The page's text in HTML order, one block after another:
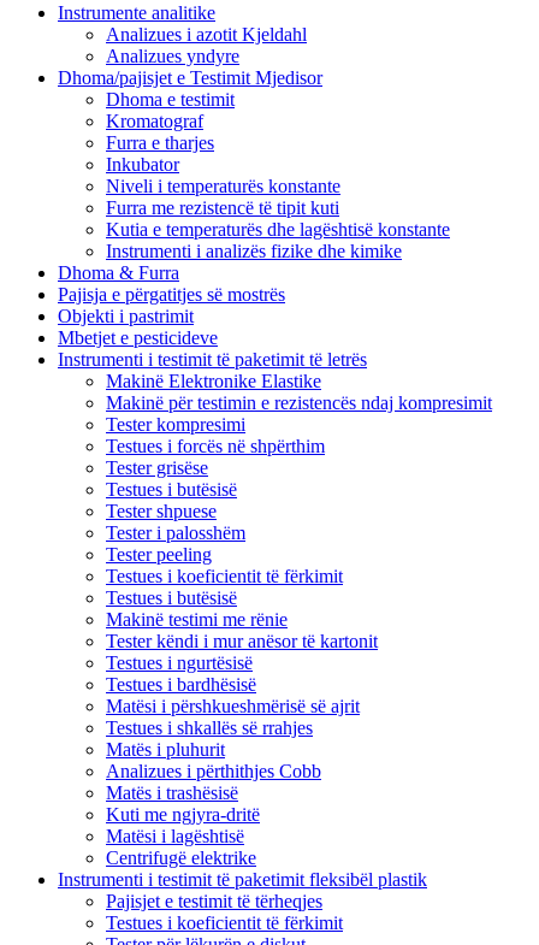
Instrumente analitike
Analizues i azotit Kjeldahl
Analizues yndyre
Dhoma/pajisjet e Testimit Mjedisor
Dhoma e testimit
Kromatograf
Furra e tharjes
Inkubator
Niveli i temperaturës konstante
Furra me rezistencë të tipit kuti
Kutia e temperaturës dhe lagështisë konstante
Instrumenti i analizës fizike dhe kimike
Dhoma & Furra
Pajisja e përgatitjes së mostrës
Objekti i pastrimit
Mbetjet e pesticideve
Instrumenti i testimit të paketimit të letrës
Makinë Elektronike Elastike
Makinë për testimin e rezistencës ndaj kompresimit
Tester kompresimi
Testues i forcës në shpërthim
Tester grisëse
Testues i butësisë
Tester shpuese
Tester i palosshëm
Tester peeling
Testues i koeficientit të fërkimit
Testues i butësisë
Makinë testimi me rënie
Tester këndi i mur anësor të kartonit
Testues i ngurtësisë
Testues i bardhësisë
Matësi i përshkueshmërisë së ajrit
Testues i shkallës së rrahjes
Matës i pluhurit
Analizues i përthithjes Cobb
Matës i trashësisë
Kuti me ngjyra-dritë
Matësi i lagështisë
Centrifugë elektrike
Instrumenti i testimit të paketimit fleksibël plastik
Pajisjet e testimit të tërheqjes
Testues i koeficientit të fërkimit